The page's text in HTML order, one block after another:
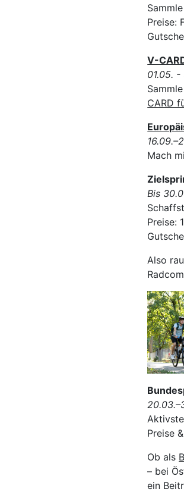
Preise:
V-
01.05. -
CARD
Mach
Bis
Preise:
Also
Preise
Ob als
– bei
ein